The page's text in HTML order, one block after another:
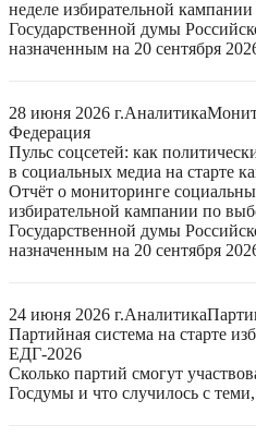
неделе избирательной
Государственной думы
назначенным на 20 сентября
28 июня 2026 г.Аналитика
Федерация
Пульс соцсетей: как
в социальных медиа на старте
Отчёт о мониторинге
избирательной кампании по
Государственной думы
назначенным на 20 сентября
24 июня 2026 г.Аналитика
Партийная система на старте
ЕДГ-2026
Сколько партий смогут
Госдумы и что случилось с